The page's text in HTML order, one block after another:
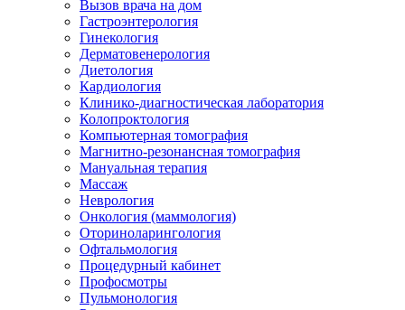
Вызов врача на дом
Гастроэнтерология
Гинекология
Дерматовенерология
Диетология
Кардиология
Клинико-диагностическая лаборатория
Колопроктология
Компьютерная томография
Магнитно-резонансная томография
Мануальная терапия
Массаж
Неврология
Онкология (маммология)
Оториноларингология
Офтальмология
Процедурный кабинет
Профосмотры
Пульмонология